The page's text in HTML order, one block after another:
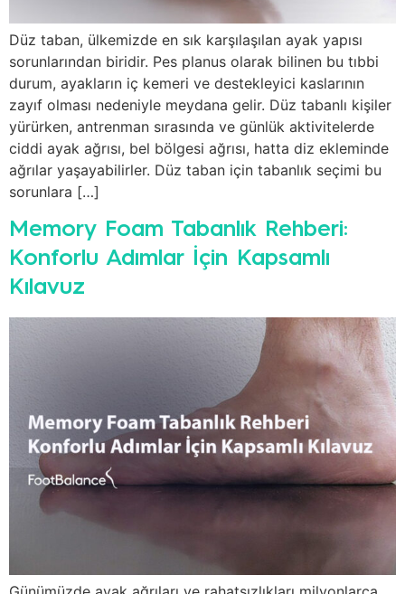
Düz taban, ülkemizde en sık karşılaşılan ayak yapısı
sorunlarından biridir. Pes planus olarak bilinen bu tıbbi
durum, ayakların iç kemeri ve destekleyici kaslarının
zayıf olması nedeniyle meydana gelir. Düz tabanlı kişiler
yürürken, antrenman sırasında ve günlük aktivitelerde
ciddi ayak ağrısı, bel bölgesi ağrısı, hatta diz ekleminde
ağrılar yaşayabilirler. Düz taban için tabanlık seçimi bu
sorunlara […]
Memory Foam Tabanlık Rehberi:
Konforlu Adımlar İçin Kapsamlı
Kılavuz